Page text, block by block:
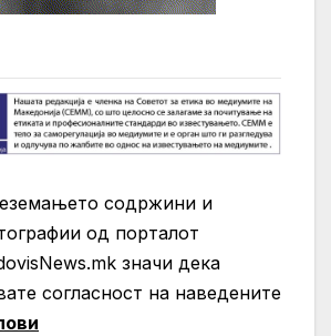
содржини и
од порталот
значи дека
согласност на нaведените